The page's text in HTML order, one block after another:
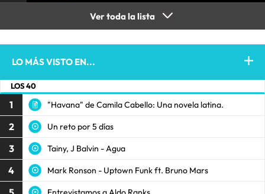
Ver toda la lista
LO MÁS VISTO EN...
LOS 40
1 "Havana" de Camila Cabello: Una novela latina.
2 Un reto por 5 días
3 Tainy, J Balvin - Agua
4 Mark Ronson - Uptown Funk ft. Bruno Mars